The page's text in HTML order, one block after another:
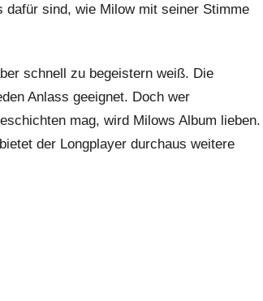
dafür sind, wie Milow mit seiner Stimme
schnell zu begeistern weiß. Die
Anlass geeignet. Doch wer
mag, wird Milows Album lieben.
der Longplayer durchaus weitere